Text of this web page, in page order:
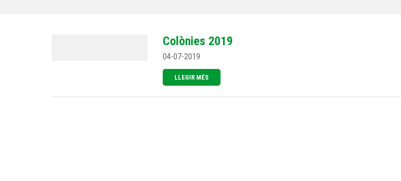
Colònies 2019
04-07-2019
LLEGIR MÉS